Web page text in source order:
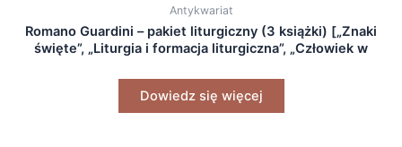
Antykwariat
Romano Guardini – pakiet liturgiczny (3 książki) [„Znaki
święte”, „Liturgia i formacja liturgiczna”, „Człowiek w
Dowiedz się więcej